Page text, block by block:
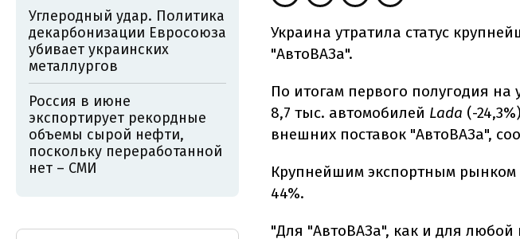
Украина утратила статус
"АвтоВАЗа".
По итогам первого полугодия
8,7 тыс. автомобилей Lada (-
внешних поставок "АвтоВАЗа",
Крупнейшим экспортным рынком
44%.
"Для "АвтоВАЗа", как и для
Углеродный удар. Политика
декарбонизации Евросоюза
убивает украинских
металлургов
Россия в июне
экспортирует рекордные
объемы сырой нефти,
поскольку переработанной
нет – СМИ